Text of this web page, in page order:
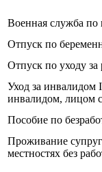
Военная служба по
Отпуск по
Отпуск по уходу за
Уход за инвалидом
инвалидом, лицом
Пособие по
Проживание
местностях без